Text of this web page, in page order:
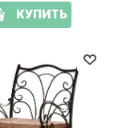
КУПИТЬ